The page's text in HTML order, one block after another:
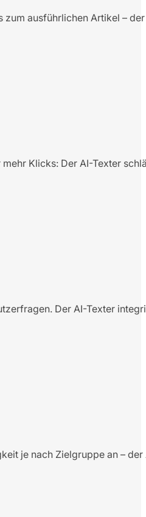
zum ausführlichen Artikel –
mehr Klicks: Der AI-Texter
Der AI-Texter
je nach Zielgruppe an –